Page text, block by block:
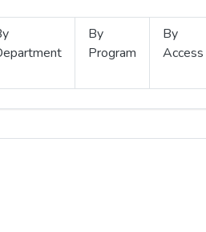
By
Program
By
Access